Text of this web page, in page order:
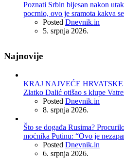
Poznati Srbin bijesan nakon
pocrnio, ovo je sramota kakva
Posted Dnevnik.in
5. srpnja 2026.
Najnovije
KRAJ NAJVEĆE
Zlatko Dalić otišao s klupe
Posted Dnevnik.in
8. srpnja 2026.
Što se događa Rusima?
moćnika Putinu: “Ovo je
Posted Dnevnik.in
6. srpnja 2026.